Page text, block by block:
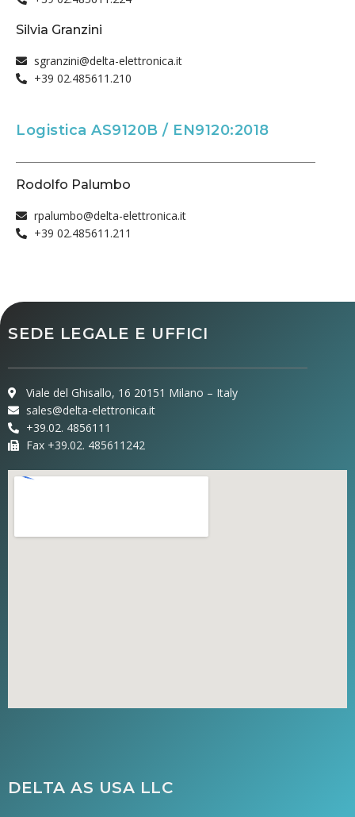
Silvia Granzini
sgranzini@delta-elettronica.it
+39 02.485611.210
Logistica AS9120B / EN9120:2018
Rodolfo Palumbo
rpalumbo@delta-elettronica.it
+39 02.485611.211
SEDE LEGALE E UFFICI
Viale del Ghisallo, 16 20151 Milano – Italy
sales@delta-elettronica.it
+39.02. 4856111
Fax +39.02. 485611242
DELTA AS USA LLC